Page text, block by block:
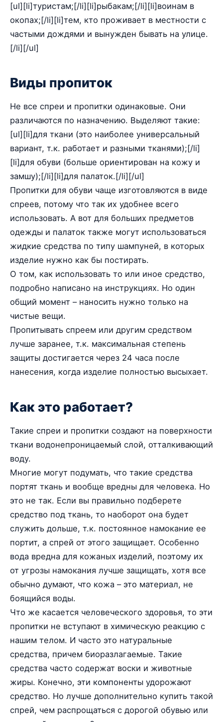
[ul][li]туристам;[/li][li]рыбакам;[/li][li]воинам в
окопах;[/li][li]тем, кто проживает в местности с
частыми дождями и вынужден бывать на улице.
[/li][/ul]
Виды пропиток
Не все спреи и пропитки одинаковые. Они
различаются по назначению. Выделяют такие:
[ul][li]для ткани (это наиболее универсальный
вариант, т.к. работает и разными тканями);[/li]
[li]для обуви (больше ориентирован на кожу и
замшу);[/li][li]для палаток.[/li][/ul]
Пропитки для обуви чаще изготовляются в виде
спреев, потому что так их удобнее всего
использовать. А вот для больших предметов
одежды и палаток также могут использоваться
жидкие средства по типу шампуней, в которых
изделие нужно как бы постирать.
О том, как использовать то или иное средство,
подробно написано на инструкциях. Но один
общий момент – наносить нужно только на
чистые вещи.
Пропитывать спреем или другим средством
лучше заранее, т.к. максимальная степень
защиты достигается через 24 часа после
нанесения, когда изделие полностью высыхает.
Как это работает?
Такие спреи и пропитки создают на поверхности
ткани водонепроницаемый слой, отталкивающий
воду.
Многие могут подумать, что такие средства
портят ткань и вообще вредны для человека. Но
это не так. Если вы правильно подберете
средство под ткань, то наоборот она будет
служить дольше, т.к. постоянное намокание ее
портит, а спрей от этого защищает. Особенно
вода вредна для кожаных изделий, поэтому их
от угрозы намокания лучше защищать, хотя все
обычно думают, что кожа – это материал, не
боящийся воды.
Что же касается человеческого здоровья, то эти
пропитки не вступают в химическую реакцию с
нашим телом. И часто это натуральные
средства, причем биоразлагаемые. Такие
средства часто содержат воски и животные
жиры. Конечно, эти компоненты удорожают
средство. Но лучше дополнительно купить такой
спрей, чем распрощаться с дорогой обувью или